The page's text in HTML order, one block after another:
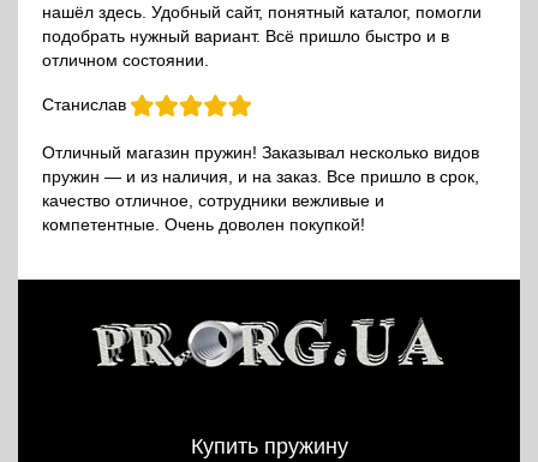
нашёл здесь. Удобный сайт, понятный каталог, помогли
подобрать нужный вариант. Всё пришло быстро и в
отличном состоянии.
Станислав
Отличный магазин пружин! Заказывал несколько видов
пружин — и из наличия, и на заказ. Все пришло в срок,
качество отличное, сотрудники вежливые и
компетентные. Очень доволен покупкой!
Купить пружину